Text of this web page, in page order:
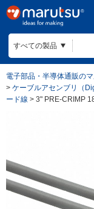
電子部品・半導体通販の
> ケーブルアセンブリ（
ード線 > 3" PRE-CRIMP